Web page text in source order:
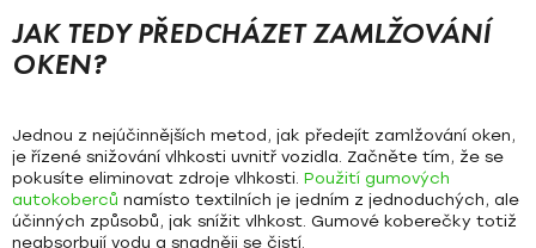
JAK TEDY PŘEDCHÁZET ZAMLŽOVÁNÍ
OKEN?
Jednou z nejúčinnějších metod, jak předejít zamlžování oken,
je řízené snižování vlhkosti uvnitř vozidla. Začněte tím, že se
pokusíte eliminovat zdroje vlhkosti. Použití gumových
autokoberců namísto textilních je jedním z jednoduchých, ale
účinných způsobů, jak snížit vlhkost. Gumové koberečky totiž
neabsorbují vodu a snadněji se čistí.